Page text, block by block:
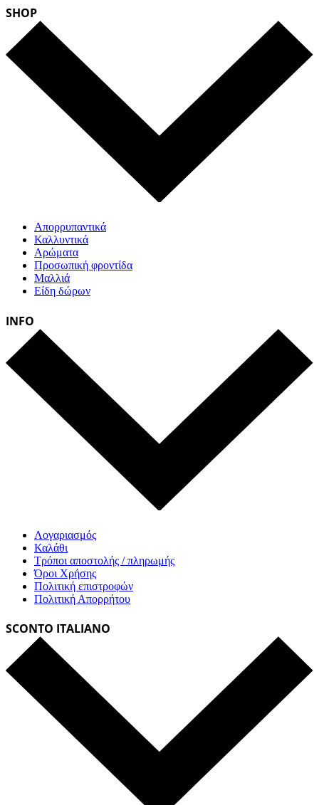
SHOP
Απορρυπαντικά
Καλλυντικά
Αρώματα
Προσωπική φροντίδα
Μαλλιά
Είδη δώρων
INFO
Λογαριασμός
Καλάθι
Τρόποι αποστολής / πληρωμής
Όροι Χρήσης
Πολιτική επιστροφών
Πολιτική Απορρήτου
SCONTO ITALIANO